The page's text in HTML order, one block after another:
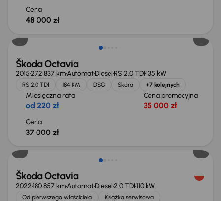
Cena
48 000 zł
Škoda Octavia
2015272 837 kmAutomatDiesel RS 2.0 TDI135 kW
RS 2.0 TDI 184 KM DSG Skóra +7 kolejnych
Miesięczna rata
od 220 zł
Cena promocyjna
35 000 zł
Cena
37 000 zł
Škoda Octavia
2022180 857 kmAutomatDiesel2.0 TDI110 kW
Od pierwszego właściciela
Książka serwisowa